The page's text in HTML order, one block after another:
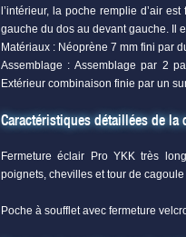
l’intérieur, la poche remplie d’air
gauche du dos au devant gauche. Il
Matériaux : Néoprène 7 mm fini par
Assemblage : Assemblage par 2
Extérieur combinaison finie par un
Caractéristiques détaillées de
Fermeture éclair Pro YKK très
poignets, chevilles et tour de
Poche à soufflet avec fermeture